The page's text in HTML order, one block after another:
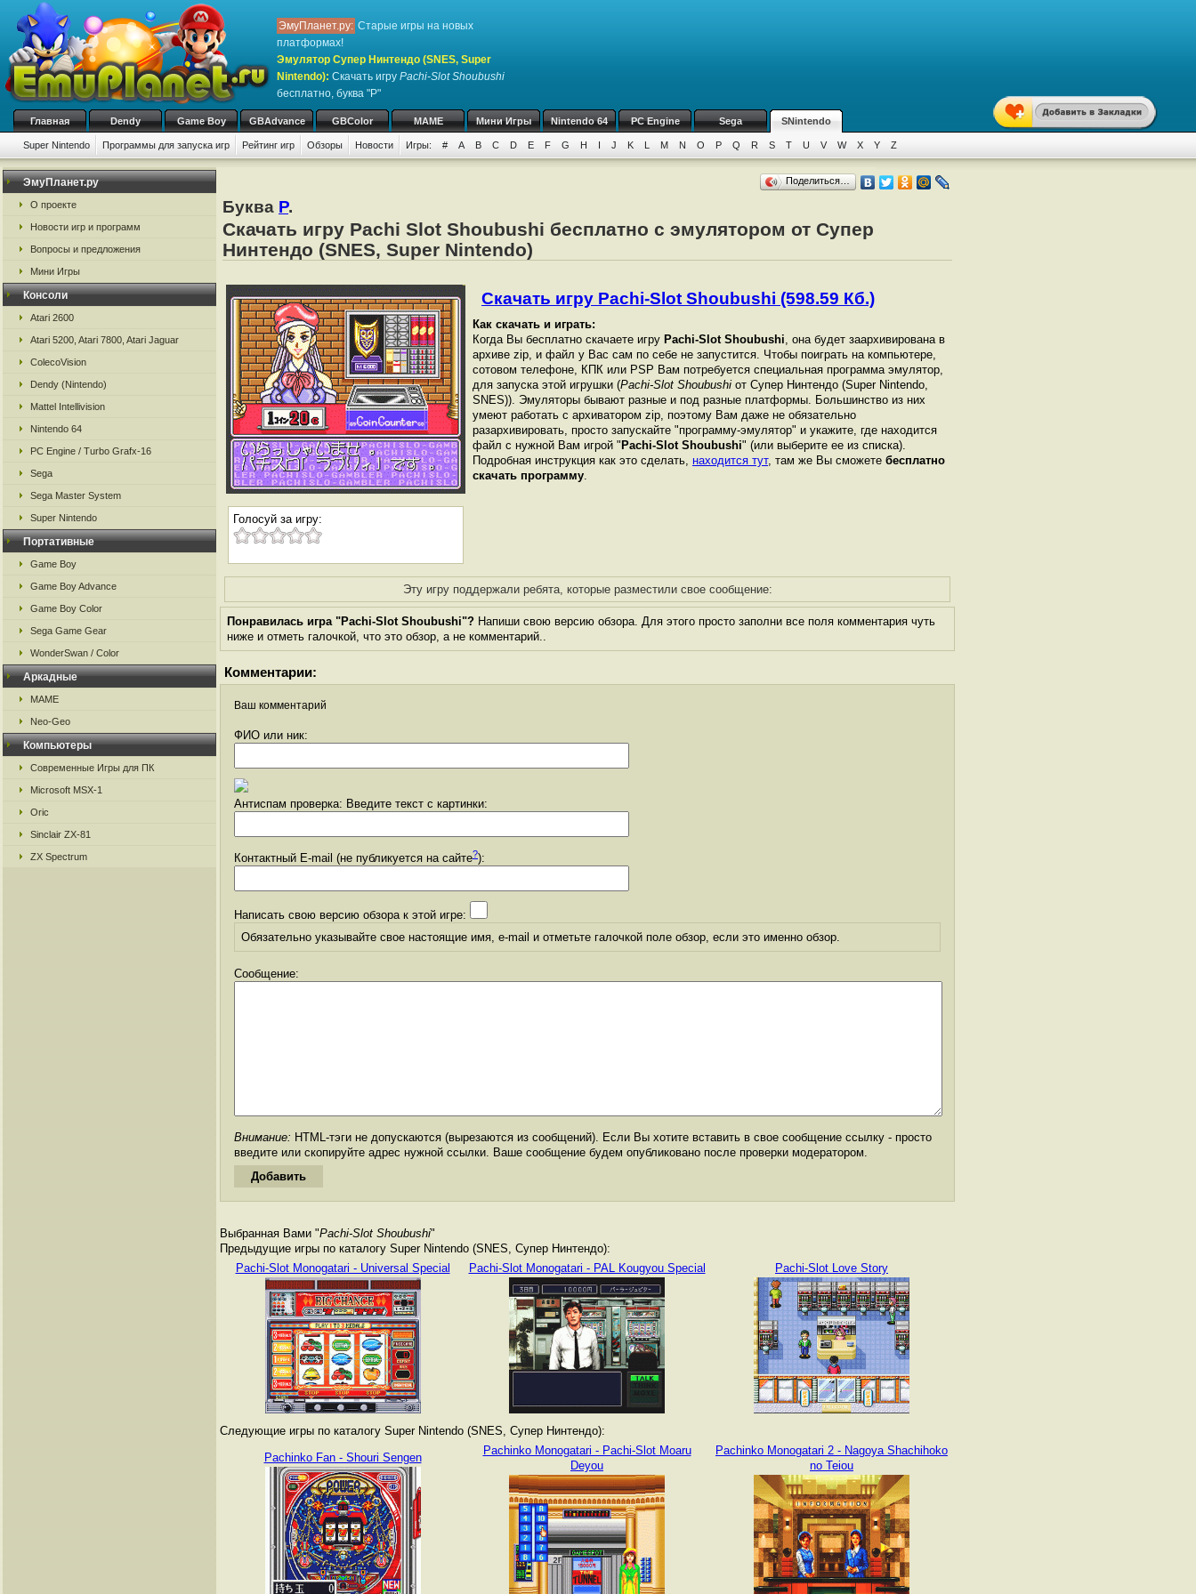
ЭмуПланет.ру: Старые игры на новых
платформах!
Эмулятор Супер Нинтендо (SNES, Super
Nintendo): Скачать игру Pachi-Slot Shoubushi
бесплатно, буква "P"
Главная Dendy Game Boy GBAdvance GBColor MAME Мини Игры Nintendo 64 PC Engine Sega SNintendo
Super Nintendo Программы для запуска игр Рейтинг игр Обзоры Новости Игры: # A B C D E F G H I J K L M N O P Q R S T U V W X Y Z
ЭмуПланет.ру
О проекте
Новости игр и программ
Вопросы и предложения
Мини Игры
Консоли
Atari 2600
Atari 5200, Atari 7800, Atari Jaguar
ColecoVision
Dendy (Nintendo)
Mattel Intellivision
Nintendo 64
PC Engine / Turbo Grafx-16
Sega
Sega Master System
Super Nintendo
Портативные
Game Boy
Game Boy Advance
Game Boy Color
Sega Game Gear
WonderSwan / Color
Аркадные
MAME
Neo-Geo
Компьютеры
Современные Игры для ПК
Microsoft MSX-1
Oric
Sinclair ZX-81
ZX Spectrum
Поделиться…
Буква P.
Скачать игру Pachi Slot Shoubushi бесплатно с эмулятором от Супер
Нинтендо (SNES, Super Nintendo)
Голосуй за игру:
Скачать игру Pachi-Slot Shoubushi (598.59 Кб.)
Как скачать и играть:
Когда Вы бесплатно скачаете игру Pachi-Slot Shoubushi, она будет заархивирована в
архиве zip, и файл у Вас сам по себе не запустится. Чтобы поиграть на компьютере,
сотовом телефоне, КПК или PSP Вам потребуется специальная программа эмулятор,
для запуска этой игрушки (Pachi-Slot Shoubushi от Супер Нинтендо (Super Nintendo,
SNES)). Эмуляторы бывают разные и под разные платформы. Большинство из них
умеют работать с архиватором zip, поэтому Вам даже не обязательно
разархивировать, просто запускайте "программу-эмулятор" и укажите, где находится
файл с нужной Вам игрой " Pachi-Slot Shoubushi" (или выберите ее из списка).
Подробная инструкция как это сделать, находится тут, там же Вы сможете бесплатно
скачать программу.
Эту игру поддержали ребята, которые разместили свое сообщение:
Понравилась игра "Pachi-Slot Shoubushi"? Напиши свою версию обзора. Для этого просто заполни все поля комментария чуть
ниже и отметь галочкой, что это обзор, а не комментарий..
Комментарии:
Ваш комментарий
ФИО или ник:
Антиспам проверка: Введите текст с картинки:
Контактный E-mail (не публикуется на сайте?):
Написать свою версию обзора к этой игре:
Обязательно указывайте свое настоящие имя, e-mail и отметьте галочкой поле обзор, если это именно обзор.
Сообщение:
Внимание: HTML-тэги не допускаются (вырезаются из сообщений). Если Вы хотите вставить в свое сообщение ссылку - просто
введите или скопируйте адрес нужной ссылки. Ваше сообщение будем опубликовано после проверки модератором.
Выбранная Вами "Pachi-Slot Shoubushi"
Предыдущие игры по каталогу Super Nintendo (SNES, Супер Нинтендо):
Pachi-Slot Monogatari - Universal Special
Pachi-Slot Monogatari - PAL Kougyou Special Pachi-Slot Love Story
Следующие игры по каталогу Super Nintendo (SNES, Супер Нинтендо):
Pachinko Fan - Shouri Sengen
Pachinko Monogatari - Pachi-Slot Moaru
Deyou
Pachinko Monogatari 2 - Nagoya Shachihoko
no Teiou